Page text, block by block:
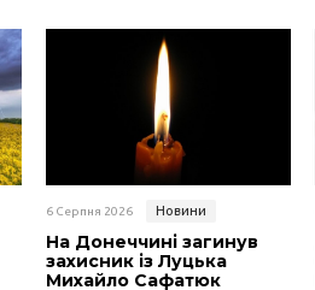
6 Серпня 2026 Новини
На Донеччині загинув
захисник із Луцька
Михайло Сафатюк